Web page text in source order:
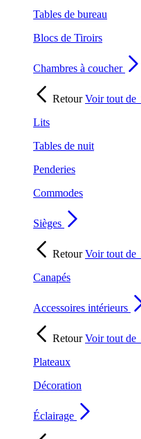
Tables de bureau
Blocs de Tiroirs
Chambres à coucher
RetourVoir tout de
Lits
Tables de nuit
Penderies
Commodes
Sièges
RetourVoir tout de
Canapés
Accessoires intérieurs
RetourVoir tout de
Plateaux
Décoration
Éclairage